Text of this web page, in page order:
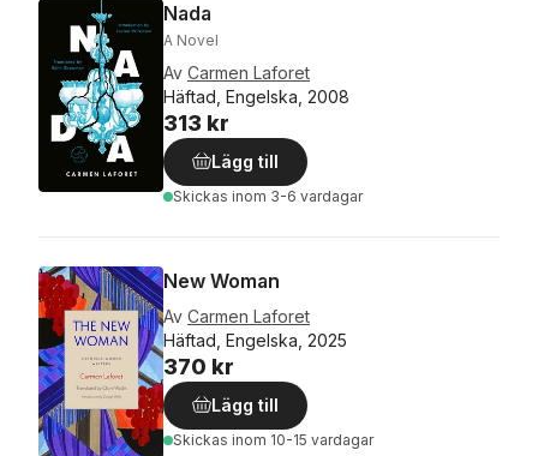
Nada
A Novel
Av Carmen Laforet
Häftad, Engelska, 2008
313 kr
Lägg till
Skickas inom 3-6 vardagar
New Woman
Av Carmen Laforet
Häftad, Engelska, 2025
370 kr
Lägg till
Skickas inom 10-15 vardagar